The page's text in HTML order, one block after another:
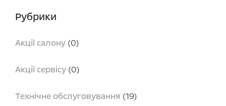
Рубрики
Акції салону (0)
Акції сервісу (0)
Технічне обслуговування (19)